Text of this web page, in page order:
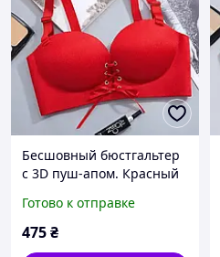
Бесшовный бюстгальтер
с 3D пуш-апом. Красный
Готово к отправке
475₴